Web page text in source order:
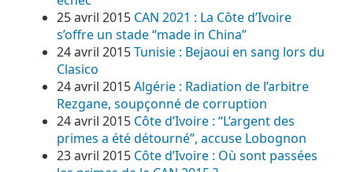
25 avril 2015 CAN 2021 : La Côte d’Ivoire
s’offre un stade “made in China”
24 avril 2015Tunisie : Bejaoui en sang lors du
Clasico
24 avril 2015Algérie : Radiation de l’arbitre
Rezgane, soupçonné de corruption
24 avril 2015 Côte d’Ivoire : “L’argent des
primes a été détourné”, accuse Lobognon
23 avril 2015 Côte d’Ivoire : Où sont passées